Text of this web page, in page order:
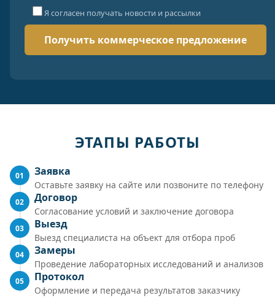
Я согласен получать новости и рассылки
ЭТАПЫ РАБОТЫ
01 Заявка
Оставьте заявку на сайте или позвоните по телефону
02 Договор
Согласование условий и заключение договора
03 Выезд
Выезд специалиста на объект для отбора проб
04 Замеры
Проведение лабораторных исследований и анализов
05 Протокол
Оформление и передача результатов заказчику